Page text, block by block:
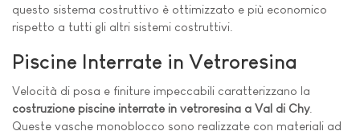
questo sistema costruttivo è ottimizzato e più economico
rispetto a tutti gli altri sistemi costruttivi.
Piscine Interrate in Vetroresina
Velocità di posa e finiture impeccabili caratterizzano la
costruzione piscine interrate in vetroresina a Val di Chy.
Queste vasche monoblocco sono realizzate con materiali ad